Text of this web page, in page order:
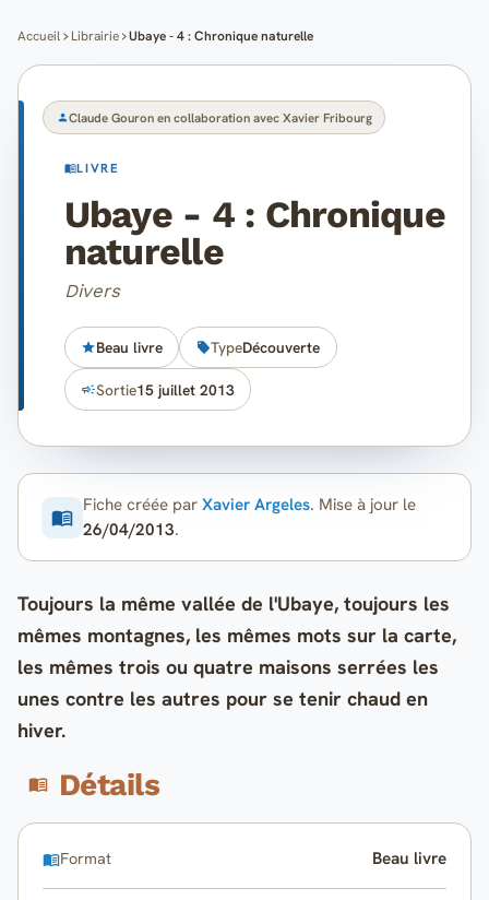
Accueil Librairie Ubaye - 4 : Chronique naturelle
Claude Gouron en collaboration avec Xavier Fribourg
LIVRE
Ubaye - 4 : Chronique
naturelle
Divers
Beau livre TypeDécouverte
Sortie15 juillet 2013
Fiche créée par Xavier Argeles. Mise à jour le
26/04/2013.
Toujours la même vallée de l'Ubaye, toujours les
mêmes montagnes, les mêmes mots sur la carte,
les mêmes trois ou quatre maisons serrées les
unes contre les autres pour se tenir chaud en
hiver.
Détails
Format Beau livre